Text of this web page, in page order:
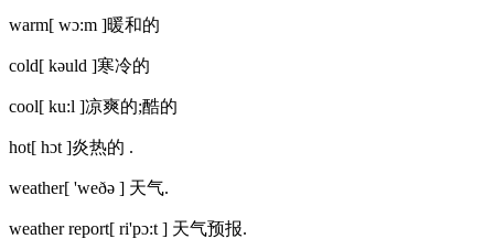
warm[ wɔ:m ]暖和的
cold[ kəuld ]寒冷的
cool[ ku:l ]凉爽的;酷的
hot[ hɔt ]炎热的 .
weather[ 'weðə ] 天气.
weather report[ ri'pɔ:t ] 天气预报.